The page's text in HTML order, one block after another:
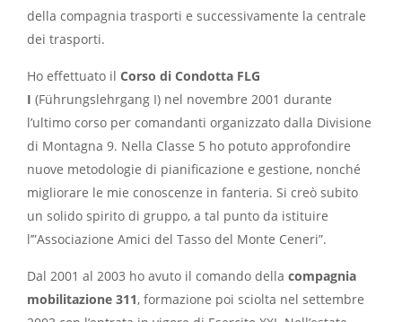
della compagnia trasporti e successivamente la centrale
dei trasporti.
Ho effettuato il Corso di Condotta FLG
I (Führungslehrgang I) nel novembre 2001 durante
l’ultimo corso per comandanti organizzato dalla Divisione
di Montagna 9. Nella Classe 5 ho potuto approfondire
nuove metodologie di pianificazione e gestione, nonché
migliorare le mie conoscenze in fanteria. Si creò subito
un solido spirito di gruppo, a tal punto da istituire
l’”Associazione Amici del Tasso del Monte Ceneri”.
Dal 2001 al 2003 ho avuto il comando della compagnia
mobilitazione 311, formazione poi sciolta nel settembre